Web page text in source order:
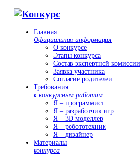
Главная
Официальная информация
О конкурсе
Этапы конкурса
Состав экспертной комиссии
Заявка участника
Согласие родителей
Требования
к конкурсным работам
Я – программист
Я – разработчик игр
Я – 3D моделлер
Я – робототехник
Я – дизайнер
Материалы
конкурса